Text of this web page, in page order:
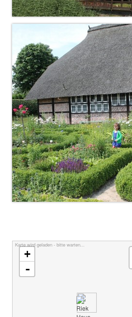
Karte wird geladen - bitte warten...
+
-